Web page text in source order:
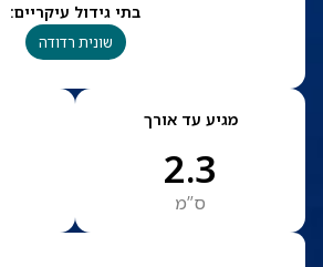
בתי גידול עיקריים:
שונית רדודה
מגיע עד אורך
2.3
ס”מ